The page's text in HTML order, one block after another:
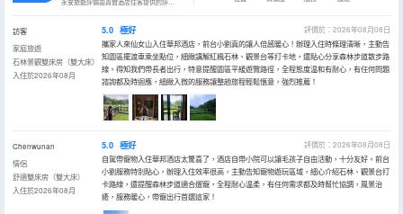
永安旅遊評價由真實酒店住客提供的評價。
訪客
家庭旅遊
石林景觀雙床房（雙大床）
入住於2026年08月
5.0 極好
評價於：2026年08月08日
攜家人來仙女山入住華邦酒店，前台小劉真的讓人倍感暖心！辦理入住時條理清晰，主動告
知園區擺渡車乘坐點位，細緻講解紅楓石林、觀景台等打卡地，還貼心分享森林步道散步路
線。得知我們帶長者出行，特意提醒園區平緩遊覽路徑，全程態度温和有耐心，有任何問題
諮詢都及時迴應，細緻入微的服務讓整趟旅程輕鬆愜意，強烈推薦！
Chenwunan
情侶
舒適雙床房（雙大床）
入住於2026年08月
5.0 極好
評價於：2026年08月08日
自駕帶寵物入住華邦酒店太驚喜了，酒店自帶小院可以讓毛孩子自由活動，十分友好。前台
小劉服務特別貼心，辦理入住效率很高，主動告知寵物遊玩區域，細心介紹石林、觀景台打
卡路線，還提醒森林步道適合遛寵，全程耐心温柔，有任何需求都及時幫忙協調，風景治
癒，服務暖心，帶寵出行首選這家！